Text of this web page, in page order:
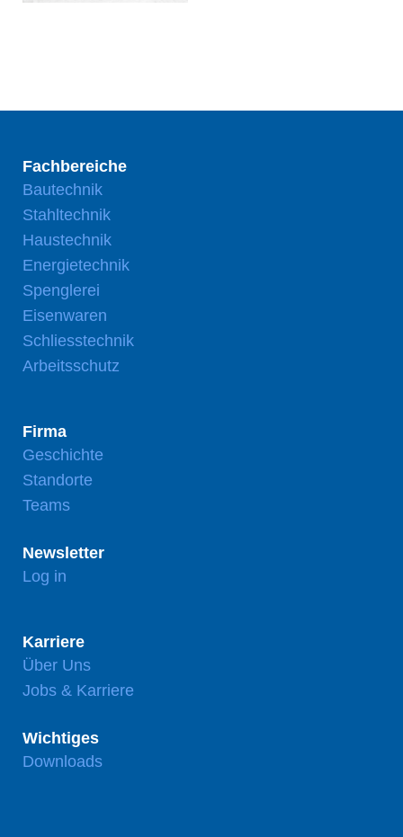
Fachbereiche
Bautechnik
Stahltechnik
Haustechnik
Energietechnik
Spenglerei
Eisenwaren
Schliesstechnik
Arbeitsschutz
Firma
Geschichte
Standorte
Teams
Newsletter
Log in
Karriere
Über Uns
Jobs & Karriere
Wichtiges
Downloads